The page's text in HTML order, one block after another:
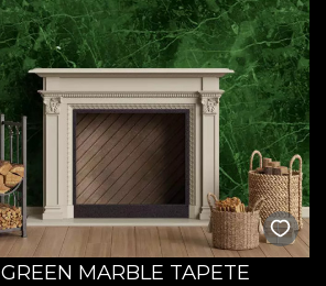
GREEN MARBLE TAPETE